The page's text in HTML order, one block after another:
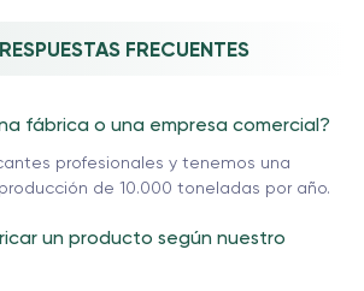
FRECUENTES
fábrica o una empresa comercial?
profesionales y tenemos una
de 10.000 toneladas por año.
un producto según nuestro